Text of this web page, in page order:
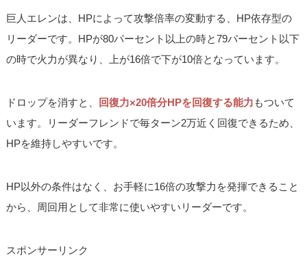
巨人エレンは、HPによって攻撃倍率の変動する、HP依存型の
リーダーです。HPが80パーセント以上の時と79パーセント以下
の時で火力が異なり、上が16倍で下が10倍となっています。
ドロップを消すと、 回復力×20倍分HPを回復する能力 もついて
います。リーダーフレンドで毎ターン2万近く回復できるため、
HPを維持しやすいです。
HP以外の条件はなく、お手軽に16倍の攻撃力を発揮できること
から、周回用として非常に使いやすいリーダーです。
スポンサーリンク